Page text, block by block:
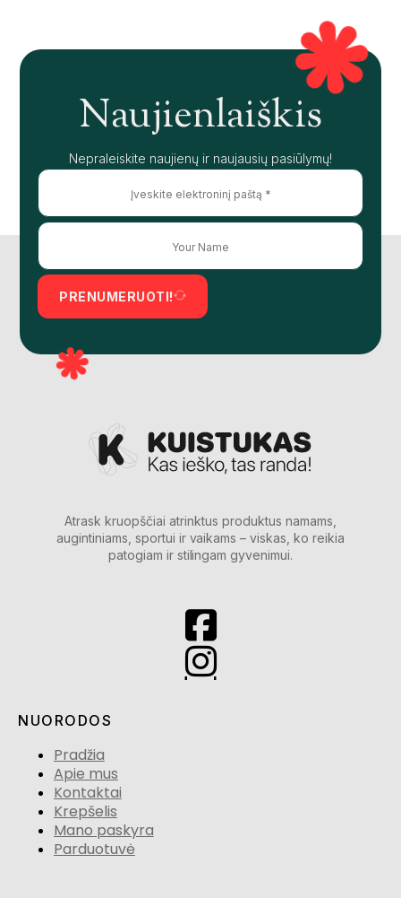
Naujienlaiškis
Nepraleiskite naujienų ir naujausių pasiūlymų!
PRENUMERUOTI!
Atrask kruopščiai atrinktus produktus namams,
augintiniams, sportui ir vaikams – viskas, ko reikia
patogiam ir stilingam gyvenimui.
NUORODOS
Pradžia
Apie mus
Kontaktai
Krepšelis
Mano paskyra
Parduotuvė